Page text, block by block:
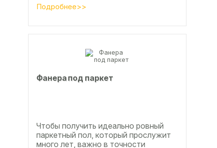
раскрылись, важно...
Подробнее>>
Фанера под паркет
Чтобы получить идеально ровный
паркетный пол, который прослужит
много лет, важно в точности